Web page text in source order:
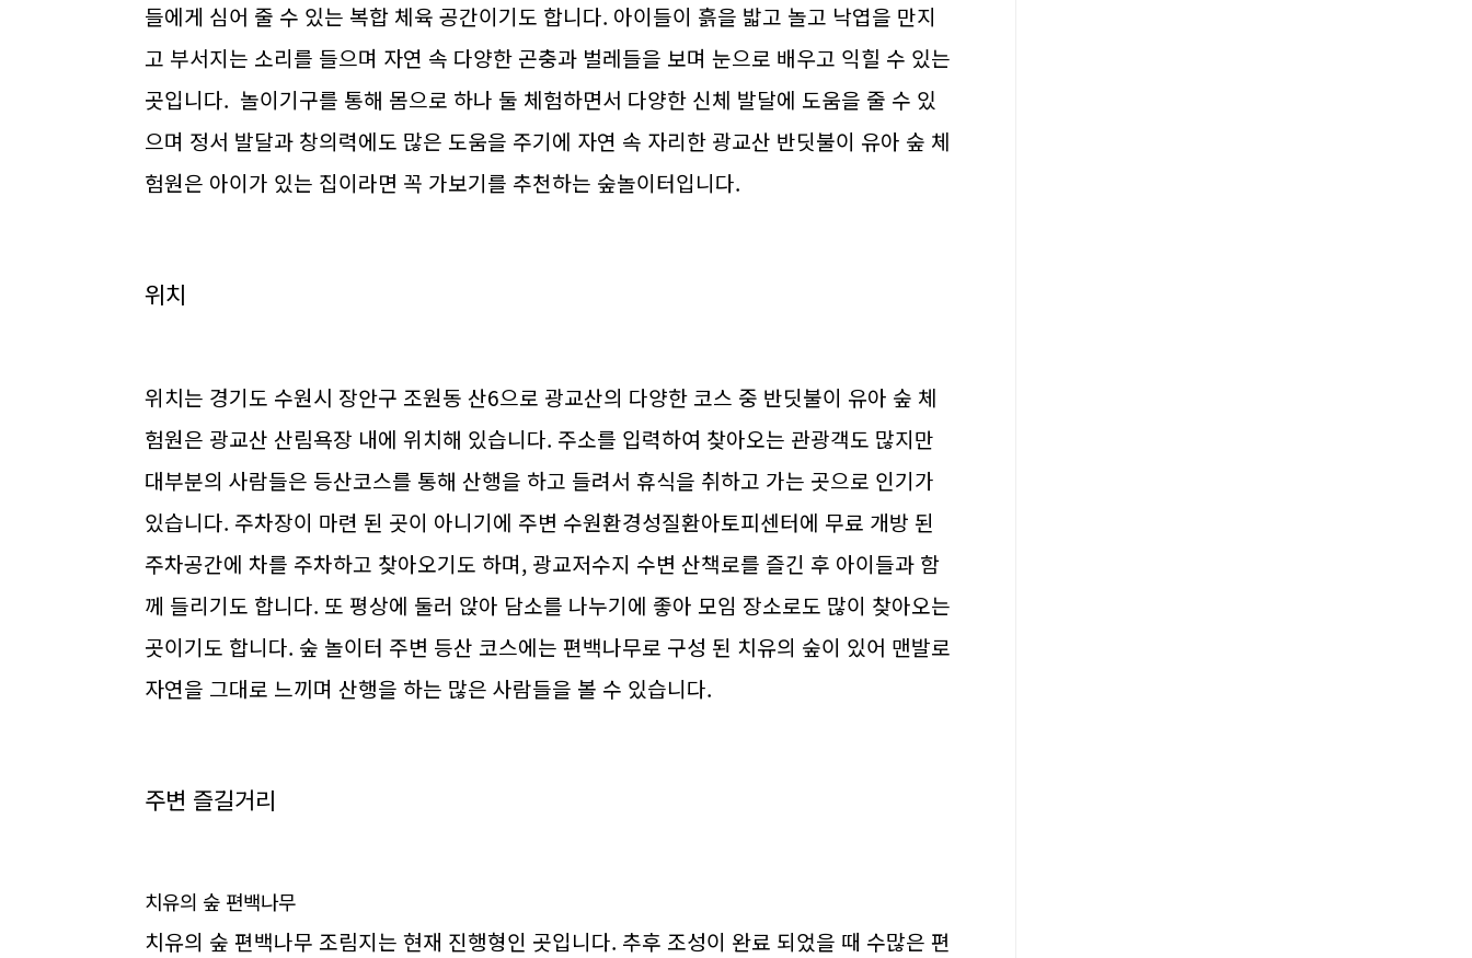
들에게 심어 줄 수 있는 복합 체육 공간이기도 합니다. 아이들이 흙을 밟고 놀고 낙엽을 만지
고 부서지는 소리를 들으며 자연 속 다양한 곤충과 벌레들을 보며 눈으로 배우고 익힐 수 있는
곳입니다. 놀이기구를 통해 몸으로 하나 둘 체험하면서 다양한 신체 발달에 도움을 줄 수 있
으며 정서 발달과 창의력에도 많은 도움을 주기에 자연 속 자리한 광교산 반딧불이 유아 숲 체
험원은 아이가 있는 집이라면 꼭 가보기를 추천하는 숲놀이터입니다.
위치
위치는 경기도 수원시 장안구 조원동 산6으로 광교산의 다양한 코스 중 반딧불이 유아 숲 체
험원은 광교산 산림욕장 내에 위치해 있습니다. 주소를 입력하여 찾아오는 관광객도 많지만
대부분의 사람들은 등산코스를 통해 산행을 하고 들려서 휴식을 취하고 가는 곳으로 인기가
있습니다. 주차장이 마련 된 곳이 아니기에 주변 수원환경성질환아토피센터에 무료 개방 된
주차공간에 차를 주차하고 찾아오기도 하며, 광교저수지 수변 산책로를 즐긴 후 아이들과 함
께 들리기도 합니다. 또 평상에 둘러 앉아 담소를 나누기에 좋아 모임 장소로도 많이 찾아오는
곳이기도 합니다. 숲 놀이터 주변 등산 코스에는 편백나무로 구성 된 치유의 숲이 있어 맨발로
자연을 그대로 느끼며 산행을 하는 많은 사람들을 볼 수 있습니다.
주변 즐길거리
치유의 숲 편백나무
치유의 숲 편백나무 조림지는 현재 진행형인 곳입니다. 추후 조성이 완료 되었을 때 수많은 편